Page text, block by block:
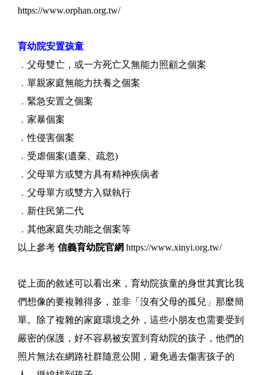
https://www.orphan.org.tw/
育幼院安置孩童
． 父母雙亡，或一方死亡又無能力照顧之個案
． 單親家庭無能力扶養之個案
． 緊急安置之個案
． 家暴個案
．性侵害個案
． 受虐個案(遺棄、疏忽)
． 父母單方或雙方具有精神疾病者
． 父母單方或雙方入獄執行
． 新住民第二代
． 其他家庭失功能之個案等
以上參考 信義育幼院官網 https://www.xinyi.org.tw/
從上面的敘述可以看出來，育幼院孩童的身世其實比我
們想像的要複雜得多，並非「沒有父母的孤兒」那麼簡
單。除了複雜的家庭環境之外，這些小朋友也需要受到
嚴密的保護，好不容易被安置到育幼院的孩子，他們的
照片無法在網路社群隨意公開，避免過去傷害孩子的